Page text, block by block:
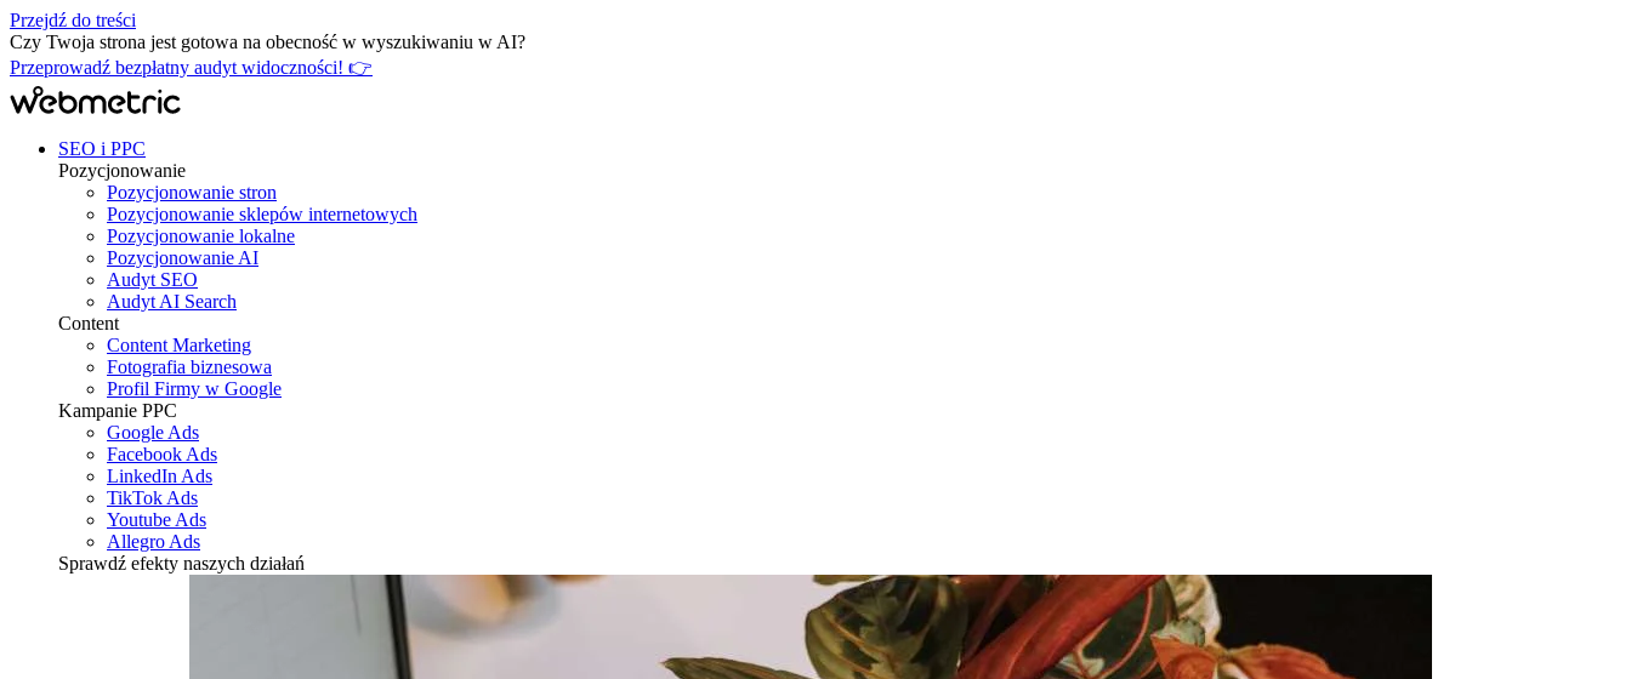
Przejdź do treści
Czy Twoja strona jest gotowa na obecność w wyszukiwaniu w AI?
Przeprowadź bezpłatny audyt widoczności! 👉
SEO i PPC
Pozycjonowanie
Pozycjonowanie stron
Pozycjonowanie sklepów internetowych
Pozycjonowanie lokalne
Pozycjonowanie AI
Audyt SEO
Audyt AI Search
Content
Content Marketing
Fotografia biznesowa
Profil Firmy w Google
Kampanie PPC
Google Ads
Facebook Ads
LinkedIn Ads
TikTok Ads
Youtube Ads
Allegro Ads
Sprawdź efekty naszych działań